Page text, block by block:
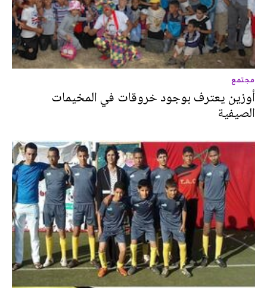
مجتمع
أوزين يعترف بوجود خروقات في المخيمات
الصيفية